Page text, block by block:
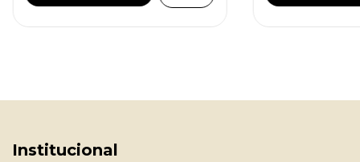
Institucional